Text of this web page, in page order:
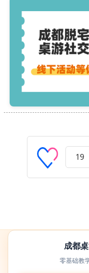
19
成都
零基础教